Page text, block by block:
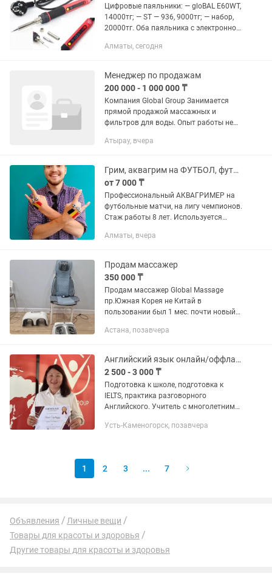
Цифровые паяльники: — gloBAL E60WT,
14000тг; — ST — 936, 9000тг; — набор,
20000тг. Оба паяльника с электронной
использовались. Паяльник gloBAL
Алматы, сегодня
Менеджер по продажам
200 000 - 1 000 000 ₸
Компания Global Group Занимается
прямой продажой массажных и
фильтров для воды. Опыт работы не
Оклад и проценты от продаж имеются
Атырау, вчера
Грим, аквагрим на ФУТБОЛ, футбольный АКВАГРИМ, ГРИМ, на лигу чемпионов
от 7 000 ₸
Профессиональный АКВАГРИМЕР на
футбольные матчи, на лигу чемпионов.
Стаж работы 8 лет. Используется
краски Tag, Global, Professional Писать
Алматы, вчера
Продам массажер
350 000 ₸
Продам массажер Global Massage
пр.Южная Корея не Китай в
пользовании был 1 мес. почти новый
25 ultra
Астана, позавчера
Английский язык онлайн/оффлайн для детей и взрослых
2 500 - 3 000 ₸
Подготовка к школе, подготовка к
IELTS, практика разговорного
Английского. Учитель с многолетним
компании Apply Global, с личным
Усть-Каменогорск, позавчера
1 2 3 ... 7
Объявления
Личные вещи
Товары для красоты и здоровья
Другие товары для красоты и здоровья